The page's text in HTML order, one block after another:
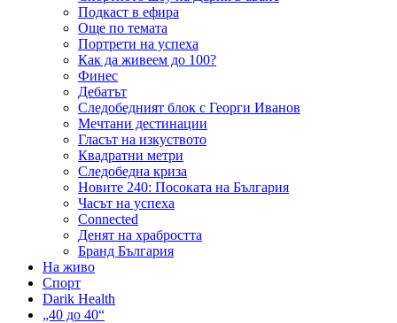
Подкаст в ефира
Още по темата
Портрети на успеха
Как да живеем до 100?
Финес
Дебатът
Следобедният блок с Георги Иванов
Мечтани дестинации
Гласът на изкуството
Квадратни метри
Следобедна криза
Новите 240: Посоката на България
Часът на успеха
Connected
Денят на храбростта
Бранд България
На живо
Спорт
Darik Health
„40 до 40“